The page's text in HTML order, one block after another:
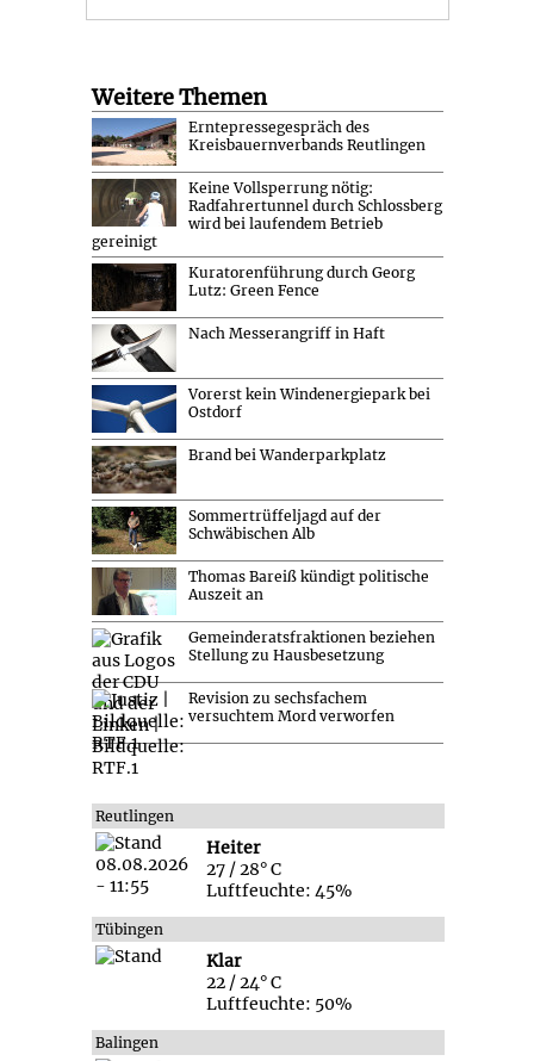
Weitere Themen
Erntepressegespräch des
Kreisbauernverbands Reutlingen
Keine Vollsperrung nötig:
Radfahrertunnel durch Schlossberg
wird bei laufendem Betrieb
gereinigt
Kuratorenführung durch Georg
Lutz: Green Fence
Nach Messerangriff in Haft
Vorerst kein Windenergiepark bei
Ostdorf
Brand bei Wanderparkplatz
Sommertrüffeljagd auf der
Schwäbischen Alb
Thomas Bareiß kündigt politische
Auszeit an
Gemeinderatsfraktionen beziehen
Stellung zu Hausbesetzung
Revision zu sechsfachem
versuchtem Mord verworfen
Reutlingen
Heiter
27 / 28° C
Luftfeuchte: 45%
Tübingen
Klar
22 / 24° C
Luftfeuchte: 50%
Balingen